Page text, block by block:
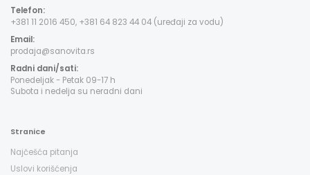
Telefon:
+381 11 2016 450, +381 64 823 44 04 (uređaji za vodu)
Email:
prodaja@sanovita.rs
Radni dani/sati:
Ponedeljak - Petak 09-17 h
Subota i nedelja su neradni dani
Stranice
Najčešća pitanja
Uslovi korišćenja